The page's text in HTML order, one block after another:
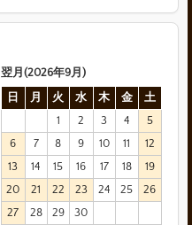
翌月(2026年9月)
日
月 火 水 木 金
土
1
2 3 4
5
6
7 8 9 10 11
12
13
14 15 16 17 18
19
20
21 22 23 24 25
26
27
28 29 30